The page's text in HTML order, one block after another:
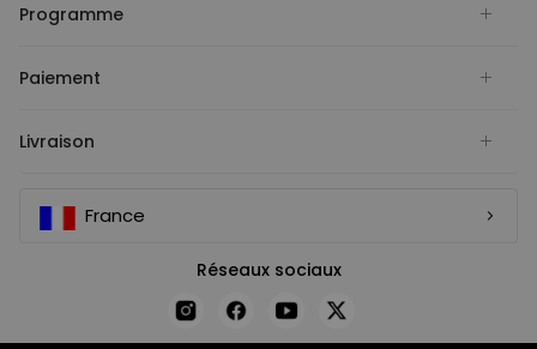
Programme
Paiement
Livraison
France
Réseaux sociaux